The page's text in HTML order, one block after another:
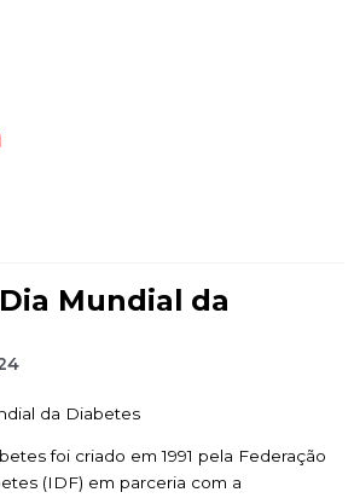
Mundial da
foi criado em 1991 pela Federação
(IDF) em parceria com a